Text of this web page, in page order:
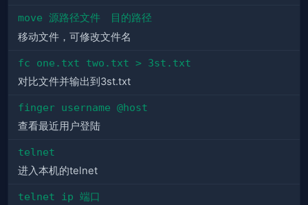
move 源路径文件　目的路径
移动文件，可修改文件名
fc one.txt two.txt > 3st.txt
对比文件并输出到3st.txt
finger username @host
查看最近用户登陆
telnet
进入本机的telnet
telnet ip 端口